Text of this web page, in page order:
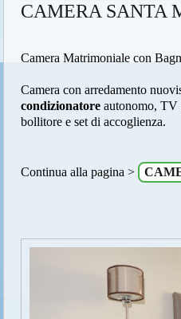
CAMERA SANTA
Camera Matrimoniale con
Camera con arredamento
condizionatore autonomo,
bollitore e set di accoglienza.
Continua alla pagina >